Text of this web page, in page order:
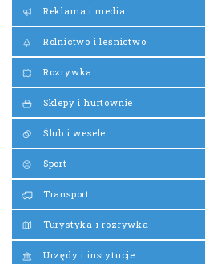
Reklama i media
Rolnictwo i leśnictwo
Rozrywka
Sklepy i hurtownie
Ślub i wesele
Sport
Transport
Turystyka i rozrywka
Urzędy i instytucje